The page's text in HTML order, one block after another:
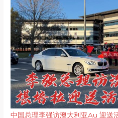
中国总理李强访澳大利亚Au 迎送